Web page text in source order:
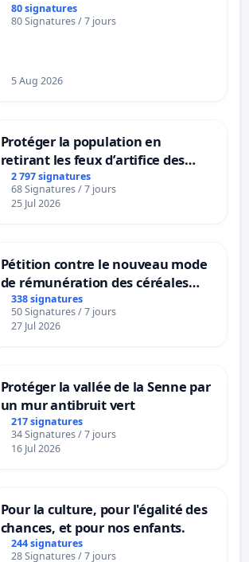
80 signatures
80 Signatures / 7 jours
5 Aug 2026
Protéger la population en
retirant les feux d’artifice des
rayons
2 797 signatures
68 Signatures / 7 jours
25 Jul 2026
Pétition contre le nouveau mode
de rémunération des céréales
panifiables de Swiss granum basé
sur la teneur en protéines
338 signatures
50 Signatures / 7 jours
27 Jul 2026
Protéger la vallée de la Senne par
un mur antibruit vert
217 signatures
34 Signatures / 7 jours
16 Jul 2026
Pour la culture, pour l'égalité des
chances, et pour nos enfants.
244 signatures
28 Signatures / 7 jours